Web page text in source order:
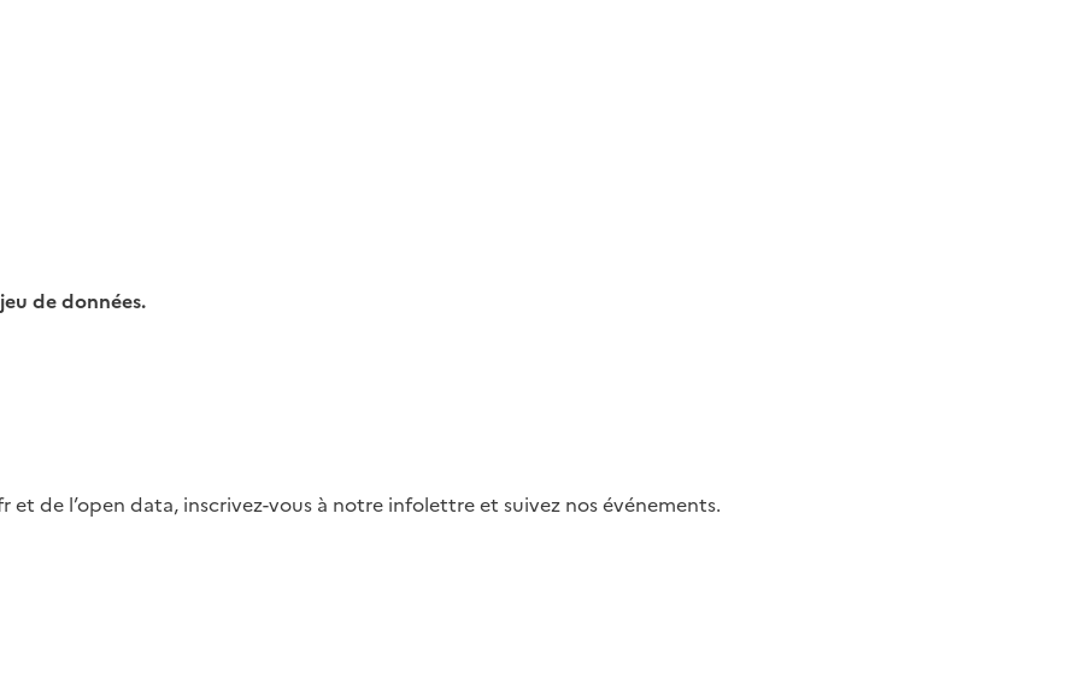
de données.
et de l’open data, inscrivez-vous à notre infolettre et suivez nos événements.